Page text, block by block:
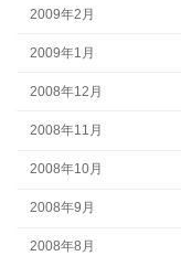
2009年2月
2009年1月
2008年12月
2008年11月
2008年10月
2008年9月
2008年8月